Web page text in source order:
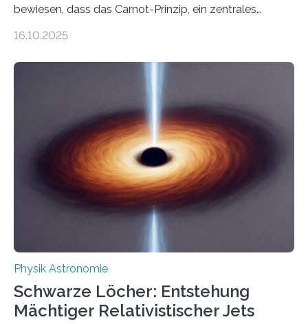
bewiesen, dass das Carnot-Prinzip, ein zentrales
Größenordnung von Atomen gilt, deren physikalische
Quantenmotoren voranbringen. Das
Wissenschaftsjournal Science Advances veröffentlichte
die Herleitung. (DOI: 10.1126/sciadv.adw8462)
Verbrennungsmotoren oder Dampfturbinen sind
Wärmekraftmaschinen: Sie wandeln thermische
Energie in mechanische Bewegung um – oder anders
ausgedrückt, Wärme in Bewegung. In
quantenmechanischen Experimenten ist es in den…
16.10.2025
Physik Astronomie
Schwarze Löcher: Entstehung
Mächtiger Relativistischer Jets